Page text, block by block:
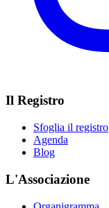
Il Registro
Sfoglia il registro
Agenda
Blog
L'Associazione